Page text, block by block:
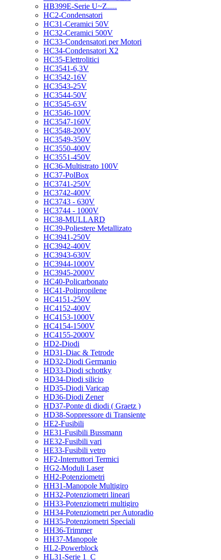
HB399E-Serie U~Z.....
HC2-Condensatori
HC31-Ceramici 50V
HC32-Ceramici 500V
HC33-Condensatori per Motori
HC34-Condensatori X2
HC35-Elettrolitici
HC3541-6,3V
HC3542-16V
HC3543-25V
HC3544-50V
HC3545-63V
HC3546-100V
HC3547-160V
HC3548-200V
HC3549-350V
HC3550-400V
HC3551-450V
HC36-Multistrato 100V
HC37-PolBox
HC3741-250V
HC3742-400V
HC3743 - 630V
HC3744 - 1000V
HC38-MULLARD
HC39-Poliestere Metallizato
HC3941-250V
HC3942-400V
HC3943-630V
HC3944-1000V
HC3945-2000V
HC40-Policarbonato
HC41-Polipropilene
HC4151-250V
HC4152-400V
HC4153-1000V
HC4154-1500V
HC4155-2000V
HD2-Diodi
HD31-Diac & Tetrode
HD32-Diodi Germanio
HD33-Diodi schottky
HD34-Diodi silicio
HD35-Diodi Varicap
HD36-Diodi Zener
HD37-Ponte di diodi ( Graetz )
HD38-Soppressore di Transiente
HE2-Fusibili
HE31-Fusibili Bussmann
HE32-Fusibili vari
HE33-Fusibili vetro
HF2-Interruttori Termici
HG2-Moduli Laser
HH2-Potenziometri
HH31-Manopole Multigiro
HH32-Potenziometri lineari
HH33-Potenziometri multigiro
HH34-Potenziometri per Autoradio
HH35-Potenziometri Speciali
HH36-Trimmer
HH37-Manopole
HL2-Powerblock
HL31-Serie 1_C